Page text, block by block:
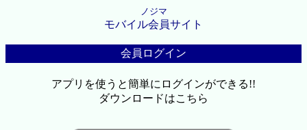
ノジマ
モバイル会員サイト
会員ログイン
アプリを使うと簡単にログインができる!!
ダウンロードはこちら